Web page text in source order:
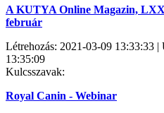
A KUTYA Online Magazin,
február
Létrehozás: 2021-03-09 13:33:33
13:35:09
Kulcsszavak:
Royal Canin - Webinar